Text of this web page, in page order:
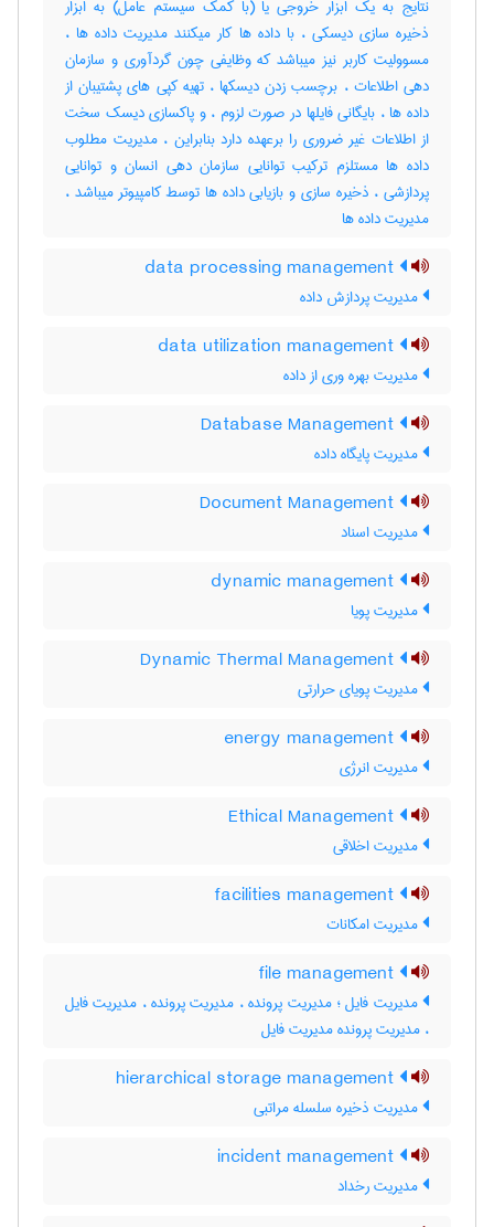
نتایج به یک ابزار خروجی یا (با کمک سیستم عامل) به ابزار
ذخیره سازی دیسکی ، با داده ها کار میکنند مدیریت داده ها ،
مسوولیت کاربر نیز میباشد که وظایفی چون گردآوری و سازمان
دهی اطلاعات ، برچسب زدن دیسکها ، تهیه کپی های پشتیبان از
داده ها ، بایگانی فایلها در صورت لزوم ، و پاکسازی دیسک سخت
از اطلاعات غیر ضروری را برعهده دارد بنابراین ، مدیریت مطلوب
داده ها مستلزم ترکیب توانایی سازمان دهی انسان و توانایی
پردازشی ، ذخیره سازی و بازیابی داده ها توسط کامپیوتر میباشد ،
مدیریت داده‌ ها
مدیریت پردازش داده
مدیریت بهره وری از داده
مدیریت پایگاه داده
مدیریت اسناد
مدیریت پویا
مدیریت پویای حرارتی
مدیریت انرژی
مدیریت اخلاقی
مدیریت امکانات
مدیریت فایل ؛ مدیریت پرونده ، مدیریت پرونده ، مدیریت فایل
، مدیریت پرونده مدیریت فایل
مدیریت ذخیره سلسله مراتبی
مدیریت رخداد